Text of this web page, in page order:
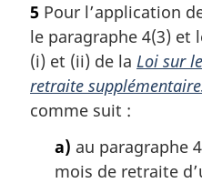
5 Pour l’application
le paragraphe 4(3) et
(i) et (ii) de la Loi sur
retraite
comme suit :
a) au paragraphe
mois de retraite